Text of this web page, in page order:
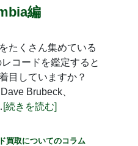
編
たくさん集めている
コードを鑑定すると
目していますか？
Brubeck、
[続きを読む]
買取についてのコラム